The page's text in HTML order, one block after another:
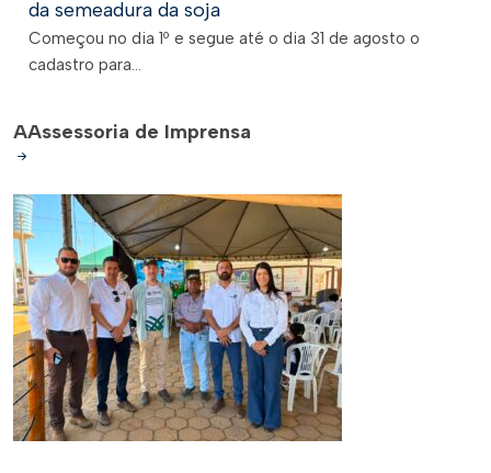
da semeadura da soja
Começou no dia 1º e segue até o dia 31 de agosto o
cadastro para...
AAssessoria de Imprensa